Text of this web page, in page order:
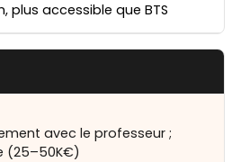
plus accessible que BTS
avec le professeur ;
(25–50K€)